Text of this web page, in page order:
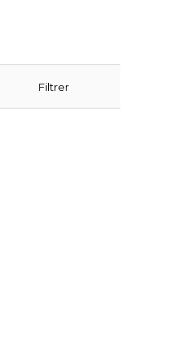
Filtrer